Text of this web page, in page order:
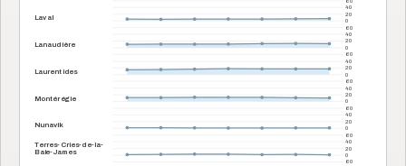
0
20
40
0
20
40
60
0
20
40
60
0
20
40
60
0
20
40
60
0
20
40
60
60
Laval
Lanaudière
Laurentides
Montérégie
Nunavik
Terres-Cries-de-la-
Baie-James